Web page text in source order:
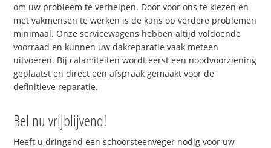
om uw probleem te verhelpen. Door voor ons te kiezen en
met vakmensen te werken is de kans op verdere problemen
minimaal. Onze servicewagens hebben altijd voldoende
voorraad en kunnen uw dakreparatie vaak meteen
uitvoeren. Bij calamiteiten wordt eerst een noodvoorziening
geplaatst en direct een afspraak gemaakt voor de
definitieve reparatie.
Bel nu vrijblijvend!
Heeft u dringend een schoorsteenveger nodig voor uw